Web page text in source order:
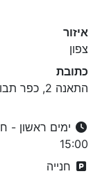
איזור
צפון
כתובת
התאנה 2, כפר תבור
15:00
חנייה